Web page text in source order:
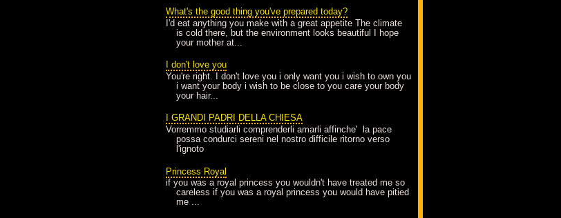
What's the good thing you've prepared today?
I'd eat anything you make with a great appetite The climate
is cold there, but the environment looks beautiful I hope
your mother at...
I don't love you
You're right. I don't love you i only want you i wish to own you
i want your body i wish to be close to you care your body
your hair...
I GRANDI PADRI DELLA CHIESA
Vorremmo studiarli comprenderli amarli affinche' la pace
possa condurci sereni nel nostro difficile ritorno verso
l'ignoto
Princess Royal
if you was a royal princess you wouldn't have treated me so
careless if you was a royal princess you would have pitied
me ...